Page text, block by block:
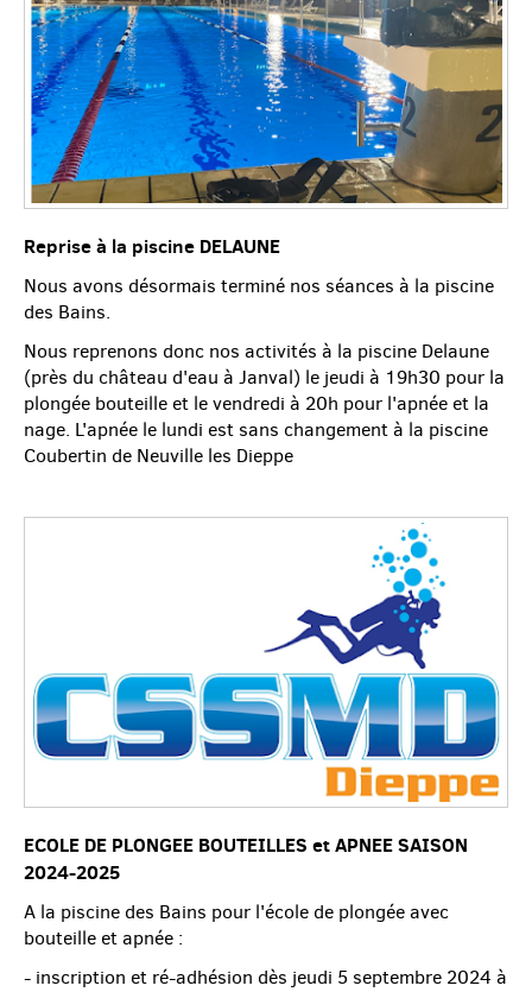
Reprise à la piscine DELAUNE
Nous avons désormais terminé nos séances à la piscine
des Bains.
Nous reprenons donc nos activités à la piscine Delaune
(près du château d'eau à Janval) le jeudi à 19h30 pour la
plongée bouteille et le vendredi à 20h pour l'apnée et la
nage. L'apnée le lundi est sans changement à la piscine
Coubertin de Neuville les Dieppe
ECOLE DE PLONGEE BOUTEILLES et APNEE SAISON
2024-2025
A la piscine des Bains pour l'école de plongée avec
bouteille et apnée :
- inscription et ré-adhésion dès jeudi 5 septembre 2024 à